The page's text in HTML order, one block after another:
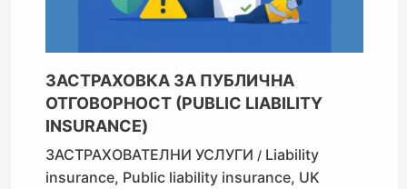
ЗАСТРАХОВКА ЗА ПУБЛИЧНА
ОТГОВОРНОСТ (PUBLIC LIABILITY
INSURANCE)
ЗАСТРАХОВАТЕЛНИ УСЛУГИ / Liability
insurance, Public liability insurance, UK